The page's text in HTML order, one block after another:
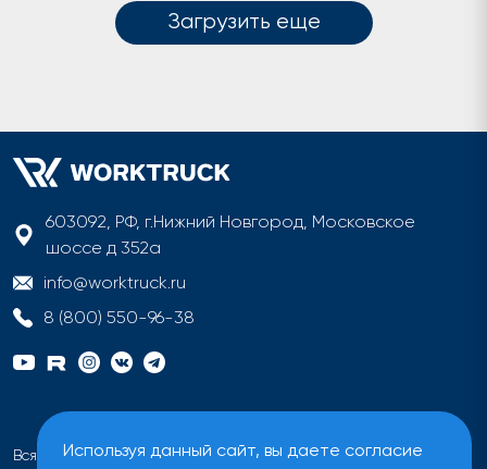
Используя данный сайт, вы даете согласие
Загрузить еще
603092, РФ, г.Нижний Новгород, Московское
шоссе д 352а
info@worktruck.ru
8 (800) 550-96-38
Вся информация на сайте имеет исключительно